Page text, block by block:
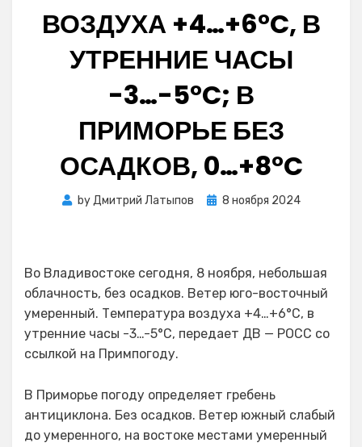
ВОЗДУХА +4…+6°C, В
УТРЕННИЕ ЧАСЫ
-3…-5°C; В
ПРИМОРЬЕ БЕЗ
ОСАДКОВ, 0…+8°C
byДмитрий Латыпов
Posted
8 ноября 2024
Во Владивостоке сегодня, 8 ноября, небольшая
облачность, без осадков. Ветер юго-восточный
умеренный. Температура воздуха +4…+6°C, в
утренние часы -3…-5°C, передает ДВ — РОСС со
ссылкой на Примпогоду.
В Приморье погоду определяет гребень
антициклона. Без осадков. Ветер южный слабый
до умеренного, на востоке местами умеренный